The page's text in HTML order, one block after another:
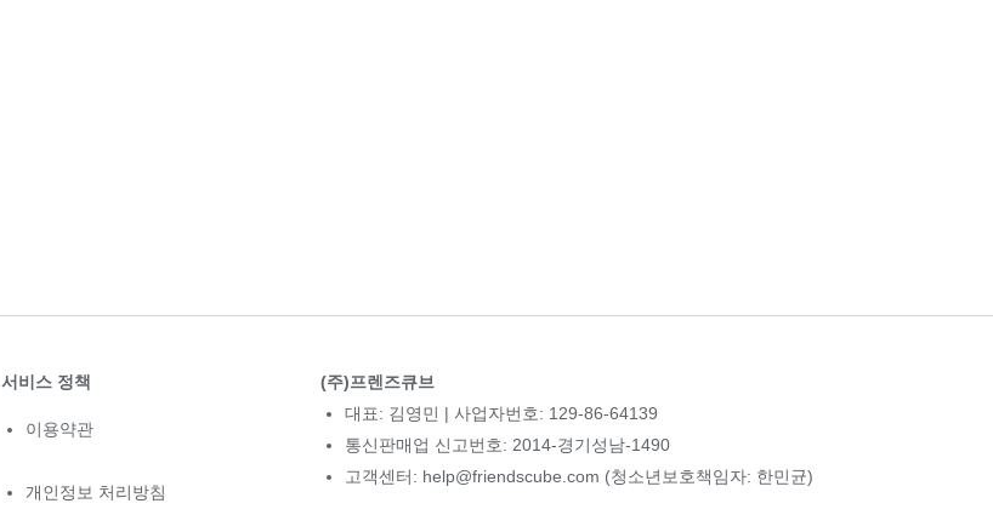
서비스 정책
이용약관
개인정보 처리방침
(주)프렌즈큐브
대표: 김영민 | 사업자번호: 129-86-64139
통신판매업 신고번호: 2014-경기성남-1490
고객센터: help@friendscube.com (청소년보호책임자: 한민균)